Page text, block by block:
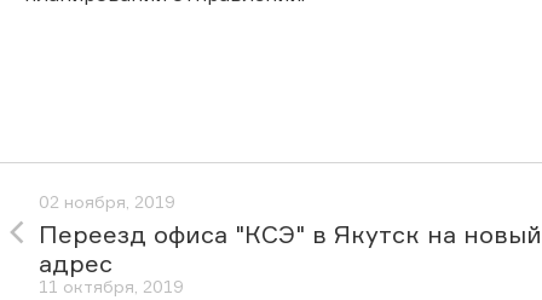
02 ноября, 2019
Переезд офиса "КСЭ" в Якутск на новый
адрес
11 октября, 2019